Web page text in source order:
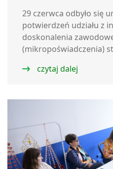
29 czerwca odbyło się
potwierdzeń udziału z
doskonalenia
(mikropoświadczenia)
czytaj dalej